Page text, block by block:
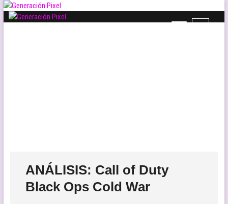
Saltar
B
ANÁLISIS: Call of Duty
Black Ops Cold War